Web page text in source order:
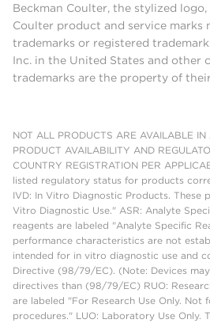
Beckman Coulter, the stylized
Coulter product and service marks
trademarks or registered
Inc. in the United States and other
trademarks are the property of
NOT ALL PRODUCTS ARE AVAILABLE IN
PRODUCT AVAILABILITY AND
COUNTRY REGISTRATION PER
listed regulatory status for products
IVD: In Vitro Diagnostic Products. These
Vitro Diagnostic Use." ASR: Analyte
reagents are labeled "Analyte Specific
performance characteristics are not
intended for in vitro diagnostic use and
Directive (98/79/EC). (Note: Devices
directives than (98/79/EC) RUO:
are labeled "For Research Use Only. Not
procedures." LUO: Laboratory Use Only.